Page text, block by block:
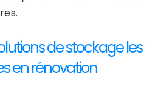
de stockage les
en rénovation